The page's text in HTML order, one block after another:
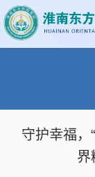
守护幸福
界